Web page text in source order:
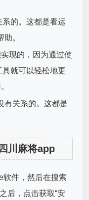
的。这都是看运
。
现的，因为通过使
就可以轻松地更
有关系的。这都是
川麻将app
软件，然后在搜索
后，点击获取“安